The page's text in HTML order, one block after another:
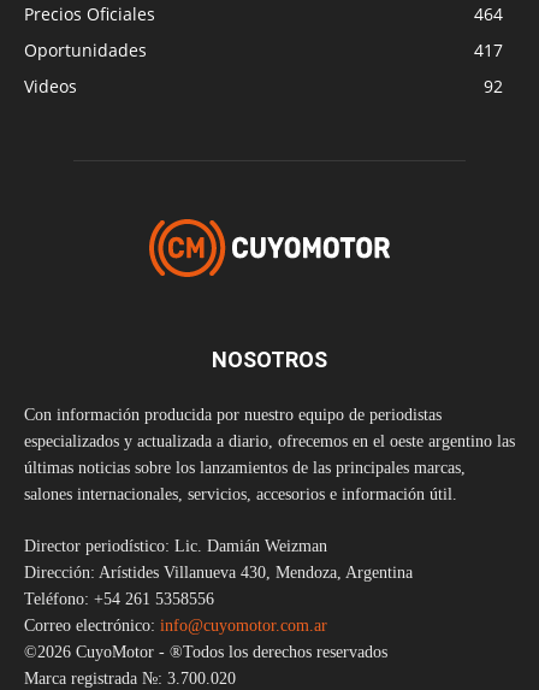
Precios Oficiales
464
Oportunidades
417
Videos
92
NOSOTROS
Con información producida por nuestro equipo de periodistas
especializados y actualizada a diario, ofrecemos en el oeste argentino las
últimas noticias sobre los lanzamientos de las principales marcas,
salones internacionales, servicios, accesorios e información útil.
Director periodístico: Lic. Damián Weizman
Dirección: Arístides Villanueva 430, Mendoza, Argentina
Teléfono: +54 261 5358556
Correo electrónico: info@cuyomotor.com.ar
©2026 CuyoMotor - ®Todos los derechos reservados
Marca registrada №: 3.700.020